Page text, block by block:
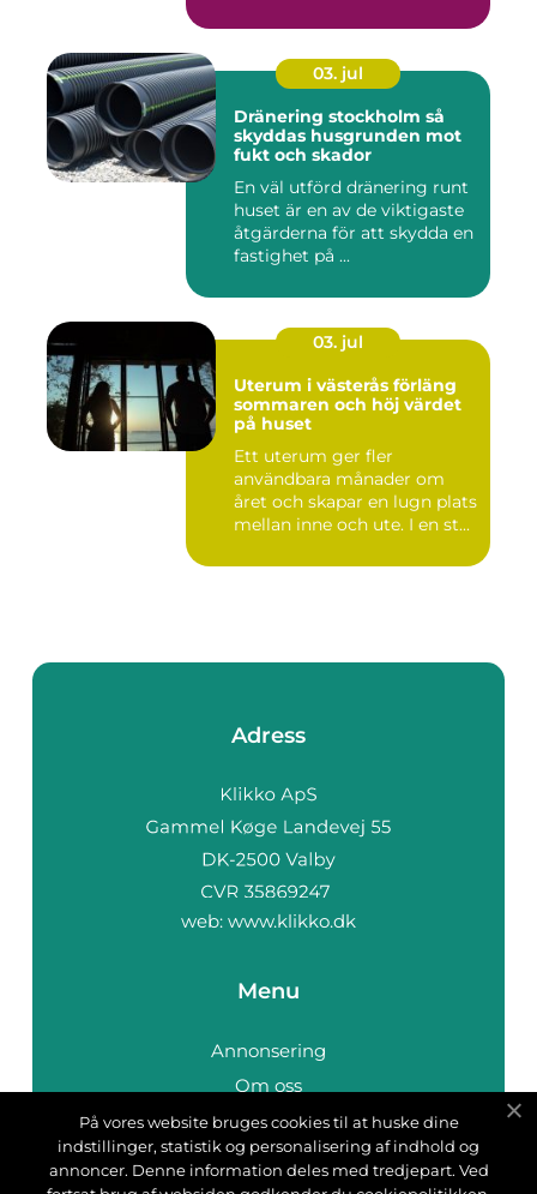
03. jul
Dränering stockholm så
skyddas husgrunden mot
fukt och skador
En väl utförd dränering runt
huset är en av de viktigaste
åtgärderna för att skydda en
fastighet på ...
03. jul
Uterum i västerås förläng
sommaren och höj värdet
på huset
Ett uterum ger fler
användbara månader om
året och skapar en lugn plats
mellan inne och ute. I en st...
Adress
web: www.klikko.dk
Menu
Annonsering
Om oss
Cookies
Kontakta oss
Sitemap
På vores website bruges cookies til at huske dine
indstillinger, statistik og personalisering af indhold og
annoncer. Denne information deles med tredjepart. Ved